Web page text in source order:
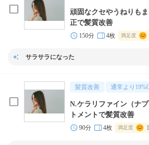
頑固なクセやうねりも
正で髪質改善
150分 4枚 満足度
サラサラになった
髪質改善 通常より 19
N.ケラリファイン（ナ
トメントで髪質改善
90分 4枚 満足度